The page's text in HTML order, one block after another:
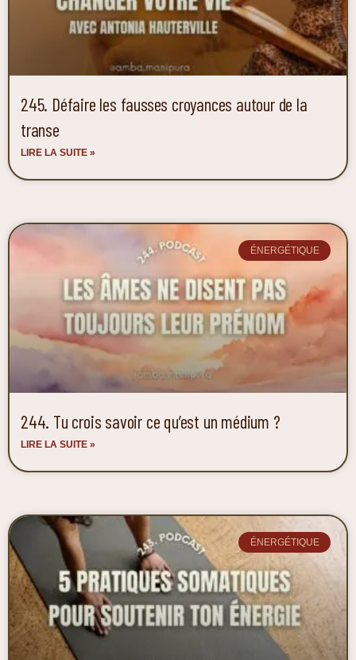
245. Défaire les fausses croyances autour de la
transe
LIRE LA SUITE »
ÉNERGÉTIQUE
244. Tu crois savoir ce qu’est un médium ?
LIRE LA SUITE »
ÉNERGÉTIQUE